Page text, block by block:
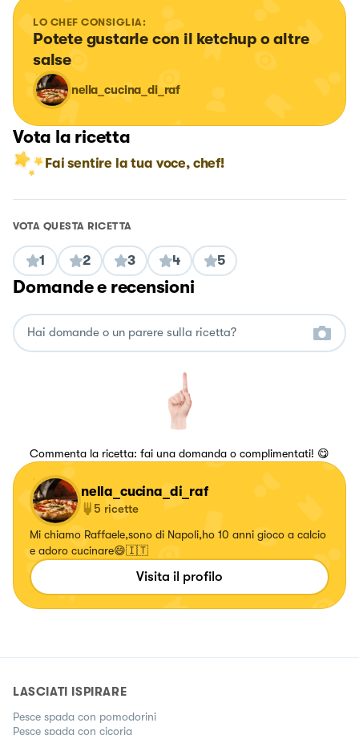
LO CHEF CONSIGLIA:
Potete gustarle con il ketchup o altre
salse
nella_cucina_di_raf
Vota la ricetta
Fai sentire la tua voce, chef!
VOTA QUESTA RICETTA
1 2 3 4 5
Domande e recensioni
Commenta la ricetta: fai una domanda o complimentati! 😋
nella_cucina_di_raf
5 ricette
Mi chiamo Raffaele,sono di Napoli,ho 10 anni gioco a calcio
e adoro cucinare😄🇮🇹
Visita il profilo
LASCIATI ISPIRARE
Pesce spada con pomodorini
Pesce spada con cicoria